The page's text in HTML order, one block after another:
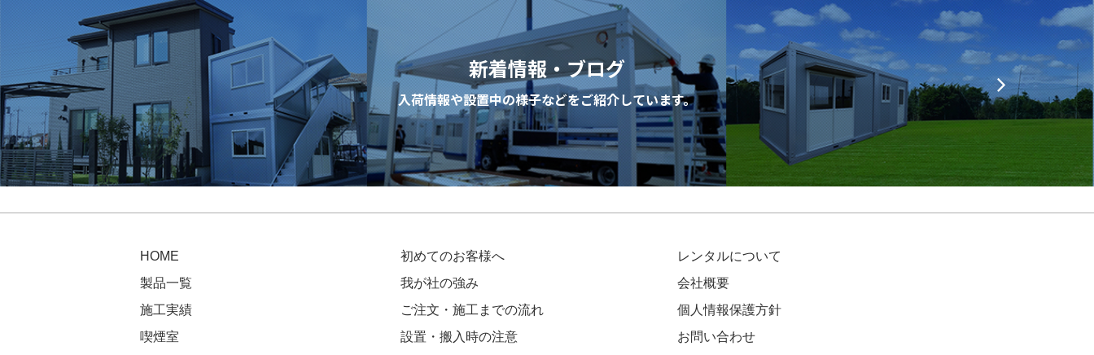
新着情報・ブログ
入荷情報や設置中の様子などをご紹介しています。
HOME
製品一覧
施工実績
喫煙室
初めてのお客様へ
我が社の強み
ご注文・施工までの流れ
設置・搬入時の注意
レンタルについて
会社概要
個人情報保護方針
お問い合わせ